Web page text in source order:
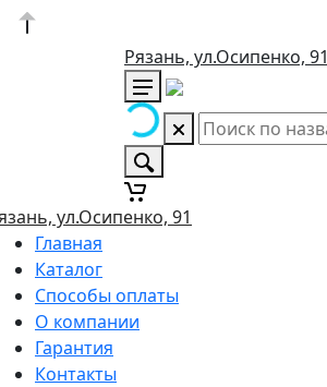
Рязань, ул.Осипенко, 91
ул.Осипенко, 91
Главная
Каталог
Способы оплаты
О компании
Гарантия
Контакты